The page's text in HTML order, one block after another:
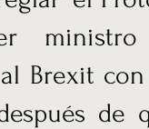
Brexit
de